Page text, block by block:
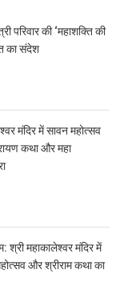
List
परिवार की ‘महाशक्ति की
का संदेश
मंदिर में सावन महोत्सव
कथा और महा
श्री महाकालेश्वर मंदिर में
और श्रीराम कथा का